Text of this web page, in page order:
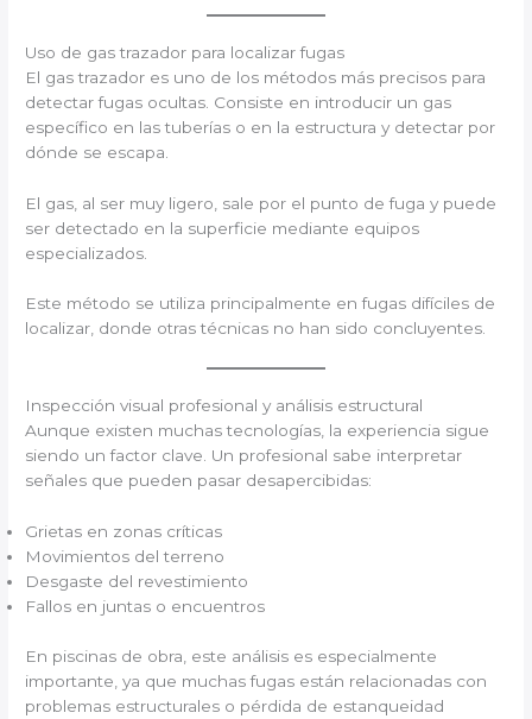
Uso de gas trazador para localizar fugas
El gas trazador es uno de los métodos más precisos para
detectar fugas ocultas. Consiste en introducir un gas
específico en las tuberías o en la estructura y detectar por
dónde se escapa.
El gas, al ser muy ligero, sale por el punto de fuga y puede
ser detectado en la superficie mediante equipos
especializados.
Este método se utiliza principalmente en fugas difíciles de
localizar, donde otras técnicas no han sido concluyentes.
Inspección visual profesional y análisis estructural
Aunque existen muchas tecnologías, la experiencia sigue
siendo un factor clave. Un profesional sabe interpretar
señales que pueden pasar desapercibidas:
Grietas en zonas críticas
Movimientos del terreno
Desgaste del revestimiento
Fallos en juntas o encuentros
En piscinas de obra, este análisis es especialmente
importante, ya que muchas fugas están relacionadas con
problemas estructurales o pérdida de estanqueidad